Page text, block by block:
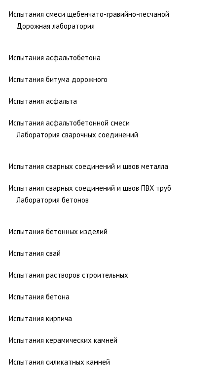
Испытания смеси щебенчато-гравийно-песчаной
Дорожная лаборатория
Испытания асфальтобетона
Испытания битума дорожного
Испытания асфальта
Испытания асфальтобетонной смеси
Лаборатория сварочных соединений
Испытания сварных соединений и швов металла
Испытания сварных соединений и швов ПВХ труб
Лаборатория бетонов
Испытания бетонных изделий
Испытания свай
Испытания растворов строительных
Испытания бетона
Испытания кирпича
Испытания керамических камней
Испытания силикатных камней